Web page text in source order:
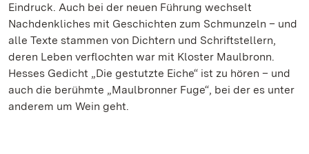
Eindruck. Auch bei der neuen Führung wechselt
Nachdenkliches mit Geschichten zum Schmunzeln – und
alle Texte stammen von Dichtern und Schriftstellern,
deren Leben verflochten war mit Kloster Maulbronn.
Hesses Gedicht „Die gestutzte Eiche“ ist zu hören – und
auch die berühmte „Maulbronner Fuge“, bei der es unter
anderem um Wein geht.